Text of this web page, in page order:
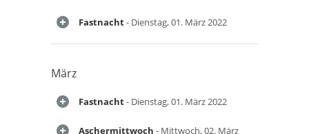
Fastnacht- Dienstag, 01. März 2022
März
Fastnacht- Dienstag, 01. März 2022
Aschermittwoch - Mittwoch, 02. März